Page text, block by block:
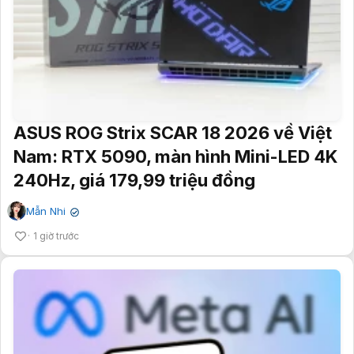
ASUS ROG Strix SCAR 18 2026 về Việt
Nam: RTX 5090, màn hình Mini-LED 4K
240Hz, giá 179,99 triệu đồng
Mẫn Nhi ✔
1 giờ trước